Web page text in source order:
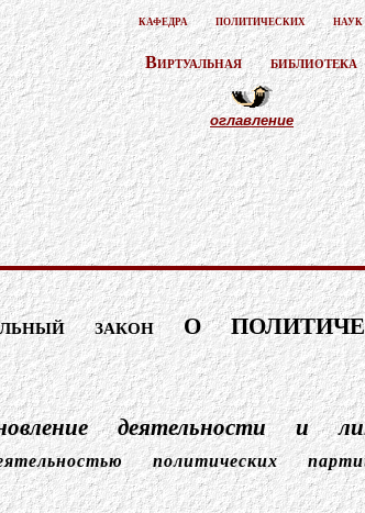
кафедра политических наук
Виртуальная библиотека
оглавление
законО
деятельности и
политических